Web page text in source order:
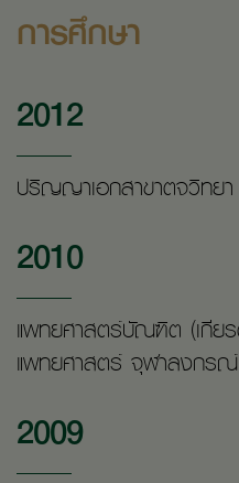
การศึกษา
2012
ปริญญาเอกสาขาตจวิทย
2010
แพทยศาสตร์บัณฑิต (เกี
แพทยศาสตร์ จุฬาลงกร
2009